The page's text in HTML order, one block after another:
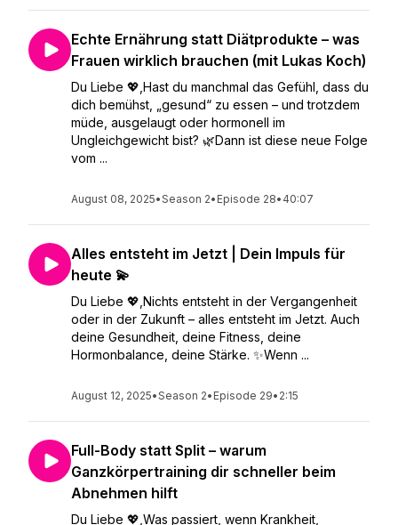
Echte Ernährung statt Diätprodukte – was
Frauen wirklich brauchen (mit Lukas Koch)
Du Liebe 💖,Hast du manchmal das Gefühl, dass du
dich bemühst, „gesund“ zu essen – und trotzdem
müde, ausgelaugt oder hormonell im
Ungleichgewicht bist? 🌿Dann ist diese neue Folge
vom ...
August 08, 2025•Season 2• Episode 28• 40:07
Alles entsteht im Jetzt | Dein Impuls für
heute 💫
Du Liebe 💖,Nichts entsteht in der Vergangenheit
oder in der Zukunft – alles entsteht im Jetzt. Auch
deine Gesundheit, deine Fitness, deine
Hormonbalance, deine Stärke. ✨Wenn ...
August 12, 2025•Season 2• Episode 29• 2:15
Full-Body statt Split – warum
Ganzkörpertraining dir schneller beim
Abnehmen hilft
Du Liebe 💖,Was passiert, wenn Krankheit,